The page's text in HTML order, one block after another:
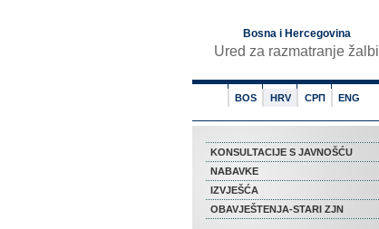
Bosna i Hercegovina
Ured za razmatranje žalbi
BOS HRV СРП ENG
KONSULTACIJE S JAVNOŠĆU
NABAVKE
IZVJEŠĆA
OBAVJEŠTENJA-STARI ZJN